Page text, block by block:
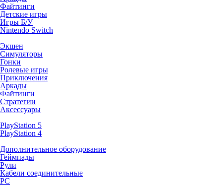
Файтинги
Детские игры
Игры Б/У
Nintendo Switch
Экшен
Симуляторы
Гонки
Ролевые игры
Приключения
Аркады
Файтинги
Стратегии
Аксессуары
PlayStation 5
PlayStation 4
Дополнительное оборудование
Геймпады
Рули
Кабели соединительные
PC